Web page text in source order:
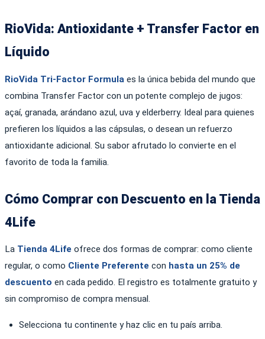
RioVida: Antioxidante + Transfer Factor en
Líquido
RioVida Tri-Factor Formula es la única bebida del mundo que
combina Transfer Factor con un potente complejo de jugos:
açaí, granada, arándano azul, uva y elderberry. Ideal para quienes
prefieren los líquidos a las cápsulas, o desean un refuerzo
antioxidante adicional. Su sabor afrutado lo convierte en el
favorito de toda la familia.
Cómo Comprar con Descuento en la Tienda
4Life
La Tienda 4Life ofrece dos formas de comprar: como cliente
regular, o como Cliente Preferente con hasta un 25% de
descuento en cada pedido. El registro es totalmente gratuito y
sin compromiso de compra mensual.
Selecciona tu continente y haz clic en tu país arriba.